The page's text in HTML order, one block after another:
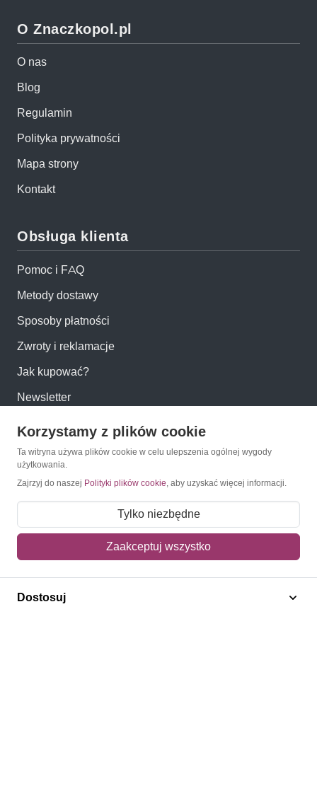
O Znaczkopol.pl
O nas
Blog
Regulamin
Polityka prywatności
Mapa strony
Kontakt
Obsługa klienta
Pomoc i FAQ
Metody dostawy
Sposoby płatności
Zwroty i reklamacje
Jak kupować?
Newsletter
Konto
Moje konto
Moje zamówienia
Mój koszyk
Adres dostawy
Polecamy
Korzystamy z plików cookie
Ta witryna używa plików cookie w celu ulepszenia ogólnej wygody
użytkowania.
Zajrzyj do naszej Polityki plików cookie, aby uzyskać więcej informacji.
Tylko niezbędne
Zaakceptuj wszystko
Dostosuj